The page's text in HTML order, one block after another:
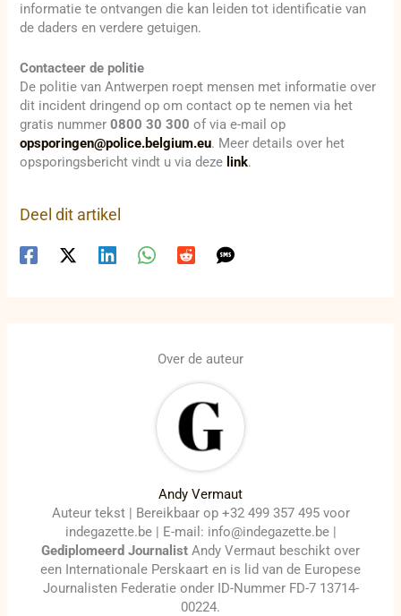
informatie te ontvangen die kan leiden tot identificatie van
de daders en verdere getuigen.
Contacteer de politie
De politie van Antwerpen roept mensen met informatie over
dit incident dringend op om contact op te nemen via het
gratis nummer0800 30 300 of via e-mail op
opsporingen@police.belgium.eu. Meer details over het
opsporingsbericht vindt u via deze link.
Deel dit artikel
Over de auteur
Andy Vermaut
Auteur tekst | Bereikbaar op +32 499 357 495 voor
indegazette.be | E-mail: info@indegazette.be |
Gediplomeerd Journalist Andy Vermaut beschikt over
een Internationale Perskaart en is lid van de Europese
Journalisten Federatie onder ID-Nummer FD-7 13714-
00224.